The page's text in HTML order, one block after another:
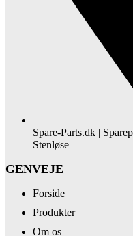
Spare-Parts.dk |
Stenløse
GENVEJE
Forside
Produkter
Om os